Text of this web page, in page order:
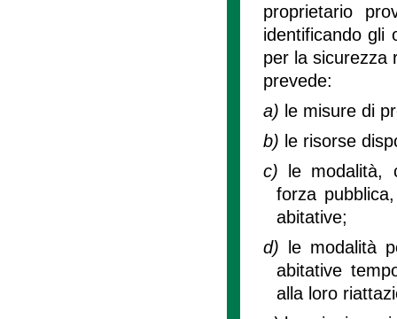
proprietario
identificando gli
per la sicurezza
prevede:
a) le misure di
b) le risorse
c)
le modalità,
forza
abitative;
d)
le modalità
abitative
alla loro